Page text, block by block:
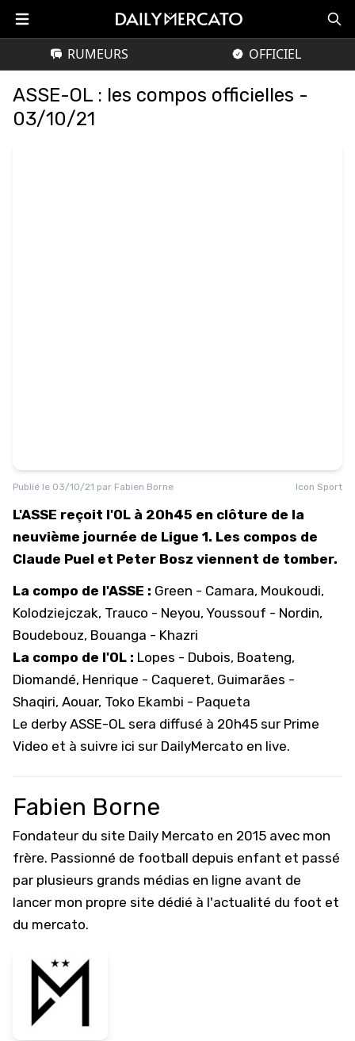
RUMEURS OFFICIEL
ASSE-OL : les compos officielles -
03/10/21
Publié le 03/10/21 par Fabien Borne Icon Sport
L'ASSE reçoit l'OL à 20h45 en clôture de la
neuvième journée de Ligue 1. Les compos de
Claude Puel et Peter Bosz viennent de tomber.
La compo de l'ASSE : Green - Camara, Moukoudi,
Kolodziejczak, Trauco - Neyou, Youssouf - Nordin,
Boudebouz, Bouanga - Khazri
La compo de l'OL : Lopes - Dubois, Boateng,
Diomandé, Henrique - Caqueret, Guimarães -
Shaqiri, Aouar, Toko Ekambi - Paqueta
Le derby ASSE-OL sera diffusé à 20h45 sur Prime
Video et à suivre ici sur DailyMercato en live.
Fabien Borne
Fondateur du site Daily Mercato en 2015 avec mon
frère. Passionné de football depuis enfant et passé
par plusieurs grands médias en ligne avant de
lancer mon propre site dédié à l'actualité du foot et
du mercato.